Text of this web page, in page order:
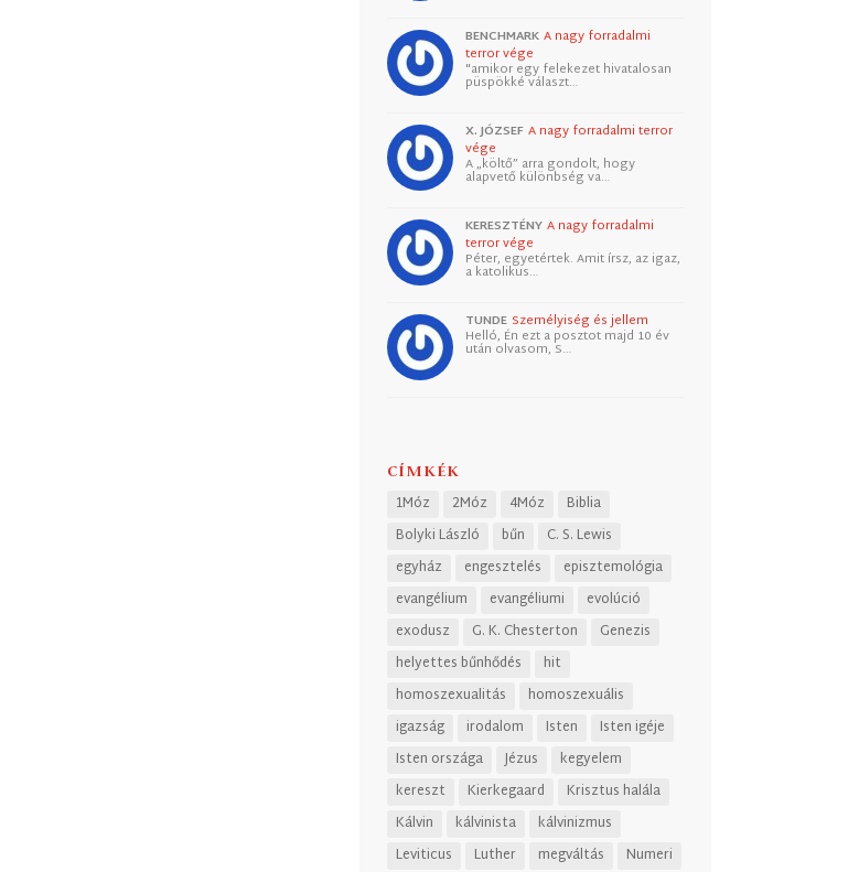
BENCHMARK A nagy forradalmi
terror vége
"amikor egy felekezet hivatalosan
püspökké választ…
X. JÓZSEF A nagy forradalmi terror
vége
A „költő” arra gondolt, hogy
alapvető különbség va…
KERESZTÉNY A nagy forradalmi
terror vége
Péter, egyetértek. Amit írsz, az igaz,
a katolikus…
TUNDE Személyiség és jellem
Helló, Én ezt a posztot majd 10 év
után olvasom, S…
CÍMKÉK
1Móz 2Móz 4Móz
Biblia
Bolyki László
bűn
C. S. Lewis
egyház
engesztelés
episztemológia
evangélium
evangéliumi
evolúció
exodusz
G. K. Chesterton
Genezis
helyettes bűnhődés
hit
homoszexualitás
homoszexuális
igazság
irodalom Isten
Isten igéje
Isten országa
Jézus
kegyelem
kereszt
Kierkegaard
Krisztus halála
Kálvin
kálvinista
kálvinizmus
Leviticus
Luther megváltás Numeri